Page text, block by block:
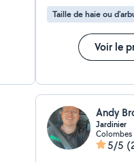
Taille de haie ou
Voir le
Jardinier
Colombes
5/5